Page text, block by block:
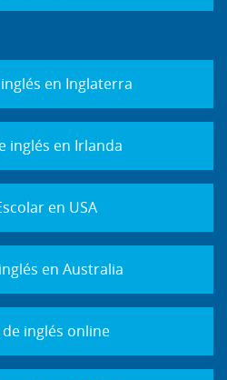
en Inglaterra
inglés en Irlanda
en USA
en Australia
inglés online